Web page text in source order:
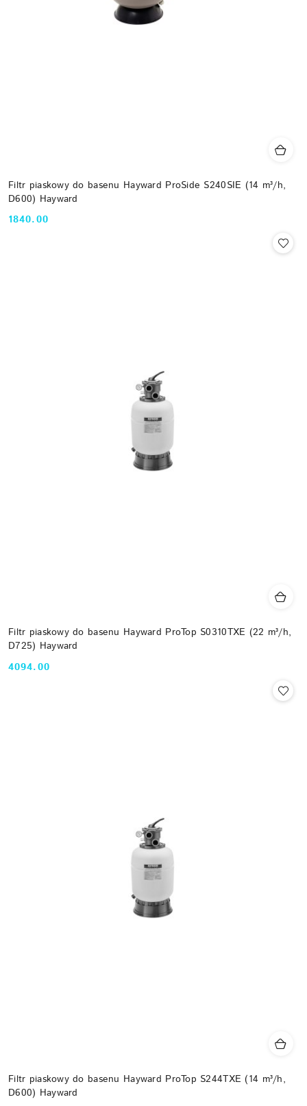
Filtr piaskowy do basenu Hayward ProSide S240SIE (14 m³/h,
D600) Hayward
Cena:
1840.00
Filtr piaskowy do basenu Hayward ProTop S0310TXE (22 m³/h,
D725) Hayward
Cena:
4094.00
Filtr piaskowy do basenu Hayward ProTop S244TXE (14 m³/h,
D600) Hayward